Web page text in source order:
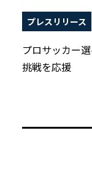
プレスリリース
プロサッカー
挑戦を応援